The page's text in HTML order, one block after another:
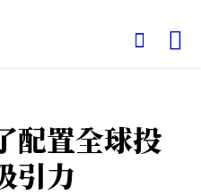
配置全球投
引力